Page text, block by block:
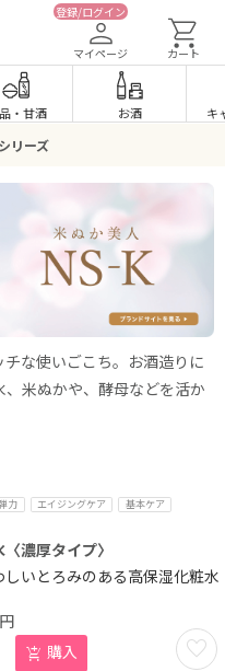
登録/ログイン
マイページ カート
・ 甘酒 お酒 キ
リーズ
な使いごこち。 お酒造りに
米ぬかや、酵母などを活か
力 エイジングケア
基本ケア
濃厚タイプ〉
いとろみのある高保湿化粧水
お気
円
購入